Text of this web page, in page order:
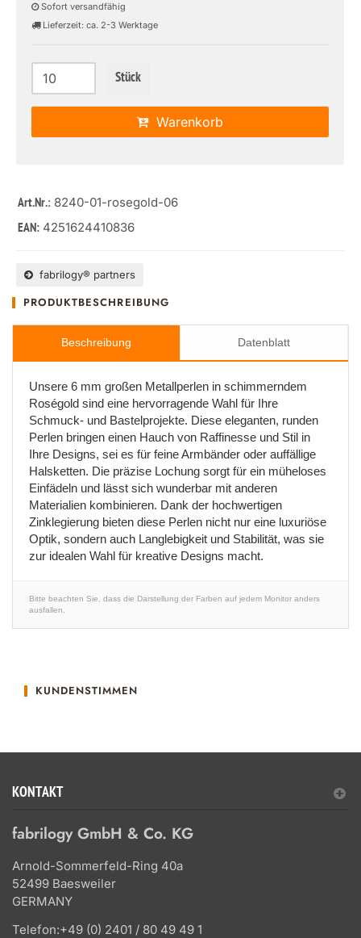
Sofort versandfähig
Lieferzeit: ca. 2-3 Werktage
Stück
Warenkorb
Art.Nr.: 8240-01-rosegold-06
EAN: 4251624410836
fabrilogy® partners
PRODUKTBESCHREIBUNG
Beschreibung Datenblatt
Unsere 6 mm großen Metallperlen in schimmerndem
Roségold sind eine hervorragende Wahl für Ihre
Schmuck- und Bastelprojekte. Diese eleganten, runden
Perlen bringen einen Hauch von Raffinesse und Stil in
Ihre Designs, sei es für feine Armbänder oder auffällige
Halsketten. Die präzise Lochung sorgt für ein müheloses
Einfädeln und lässt sich wunderbar mit anderen
Materialien kombinieren. Dank der hochwertigen
Zinklegierung bieten diese Perlen nicht nur eine luxuriöse
Optik, sondern auch Langlebigkeit und Stabilität, was sie
zur idealen Wahl für kreative Designs macht.
Bitte beachten Sie, dass die Darstellung der Farben auf jedem Monitor anders
ausfallen.
KUNDENSTIMMEN
KONTAKT
fabrilogy GmbH & Co. KG
Arnold-Sommerfeld-Ring 40a
52499 Baesweiler
GERMANY
Telefon:+49 (0) 2401 / 80 49 49 1